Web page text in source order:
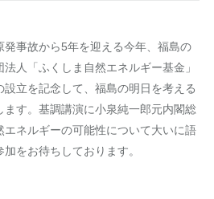
事故から5年を迎える今年、福島の
人「ふくしま自然エネルギー基金」
立を記念して、福島の明日を考える
す。基調講演に小泉純一郎元内閣総
ネルギーの可能性について大いに語
をお待ちしております。